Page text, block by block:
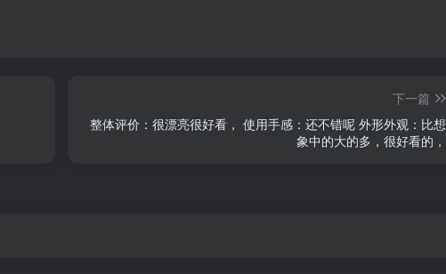
下一篇
整体评价：很漂亮很好看， 使用手感：还不错呢 外形外观：比想
象中的大的多，很好看的，